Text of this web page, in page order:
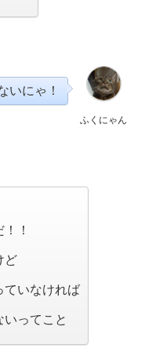
ふくにゃん
いにゃ！
！
ど
ていなければ
いってこと